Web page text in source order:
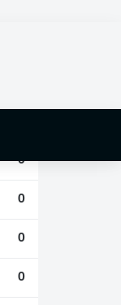
0
0
0
0